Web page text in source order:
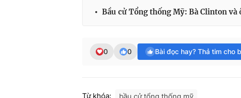
Bầu cử Tổng thống Mỹ: Bà Clinton
0 0 Bài đọc hay? Thả tim cho
Từ khóa: